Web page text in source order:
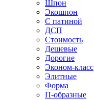
Шпон
Экошпон
С патиной
ДСП
Стоимость
Дешевые
Дорогие
Эконом-класс
Элитные
Форма
П-образные